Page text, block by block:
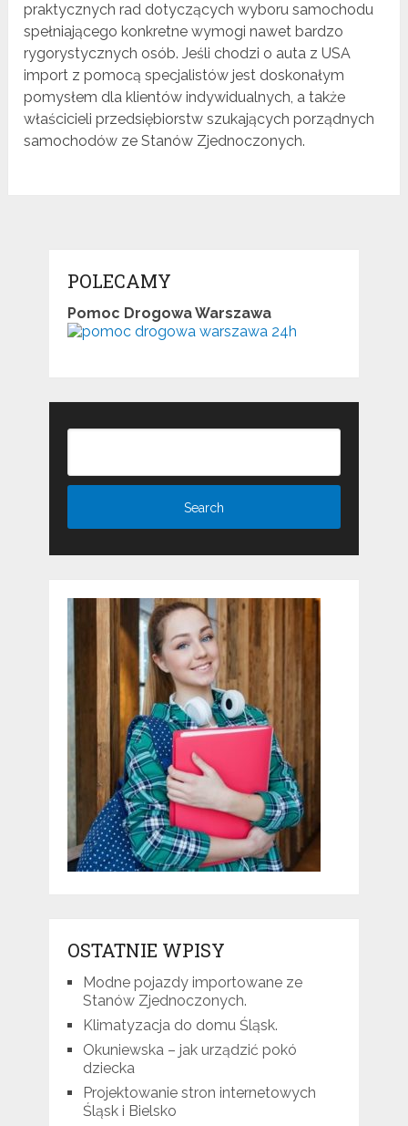
praktycznych rad dotyczących wyboru samochodu
spełniającego konkretne wymogi nawet bardzo
rygorystycznych osób. Jeśli chodzi o auta z USA
import z pomocą specjalistów jest doskonałym
pomysłem dla klientów indywidualnych, a także
właścicieli przedsiębiorstw szukających porządnych
samochodów ze Stanów Zjednoczonych.
POLECAMY
Pomoc Drogowa Warszawa
OSTATNIE WPISY
Modne pojazdy importowane ze
Stanów Zjednoczonych.
Klimatyzacja do domu Śląsk.
Okuniewska – jak urządzić pokó
dziecka
Projektowanie stron internetowych
Śląsk i Bielsko